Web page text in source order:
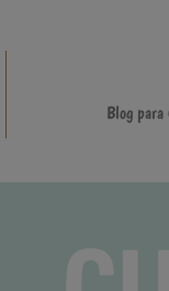
Blog para